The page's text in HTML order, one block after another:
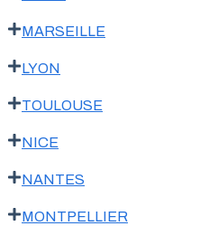
MARSEILLE
LYON
TOULOUSE
NICE
NANTES
MONTPELLIER